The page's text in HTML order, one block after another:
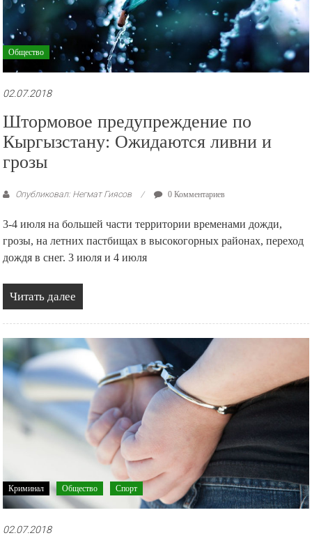
Общество
02.07.2018
Штормовое предупреждение по
Кыргызстану: Ожидаются ливни и
грозы
Опубликовал: Негмат Гиясов 0 Комментариев
3-4 июля на большей части территории временами дожди,
грозы, на летних пастбищах в высокогорных районах, переход
дождя в снег. 3 июля и 4 июля
Читать далее
Криминал Общество Спорт
02.07.2018